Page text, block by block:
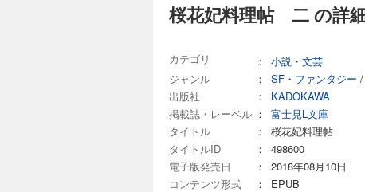
桜花妃料理帖 二 の詳
カテゴリ ：
小説・文芸
ジャンル
： SF・ファンタジー /
出版社
：
KADOKAWA
掲載誌・レーベル ：
富士見L文庫
タイトル
：
桜花妃料理帖
タイトルID
：
498600
電子版発売日
：
2018年08月10日
コンテンツ形式
：
EPUB